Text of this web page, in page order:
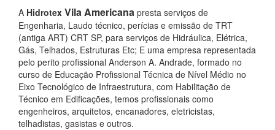
A Hidrotex Vila Americana presta serviços de
Engenharia, Laudo técnico, perícias e emissão de TRT
(antiga ART) CRT SP, para serviços de Hidráulica, Elétrica,
Gás, Telhados, Estruturas Etc; E uma empresa representada
pelo perito profissional Anderson A. Andrade, formado no
curso de Educação Profissional Técnica de Nível Médio no
Eixo Tecnológico de Infraestrutura, com Habilitação de
Técnico em Edificações, temos profissionais como
engenheiros, arquitetos, encanadores, eletricistas,
telhadistas, gasistas e outros.